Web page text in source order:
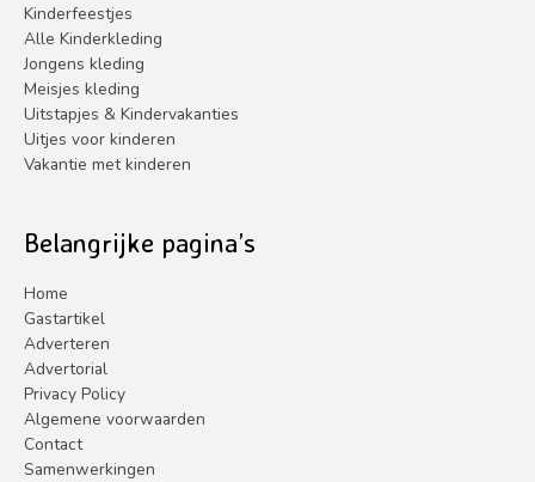
Kinderfeestjes
Alle Kinderkleding
Jongens kleding
Meisjes kleding
Uitstapjes & Kindervakanties
Uitjes voor kinderen
Vakantie met kinderen
Belangrijke pagina’s
Home
Gastartikel
Adverteren
Advertorial
Privacy Policy
Algemene voorwaarden
Contact
Samenwerkingen